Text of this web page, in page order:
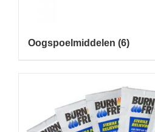
Oogspoelmiddelen (6)